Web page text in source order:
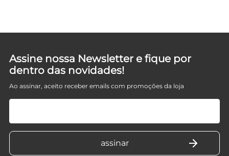
Assine nossa Newsletter e fique por
dentro das novidades!
Ao assinar, aceito receber emails com promoções da loja